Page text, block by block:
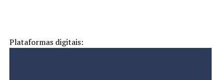
Plataformas digitais: